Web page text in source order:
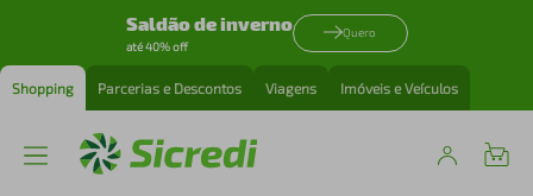
Saldão de inverno
até 40% off
Quero
Shopping Parcerias e Descontos Viagens Imóveis e Veículos